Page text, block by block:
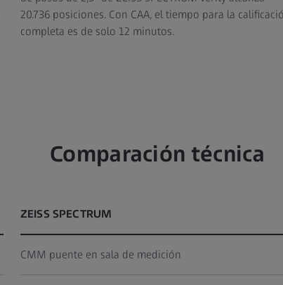
20.736 posiciones. Con CAA, el tiempo para la
completa es de solo 12 minutos.
Comparación técnica
ZEISS SPECTRUM
CMM puente en sala de medición